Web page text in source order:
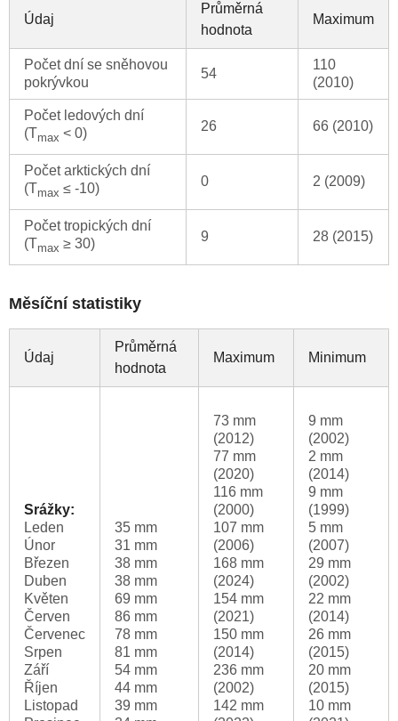
Údaj
Průměrná
hodnota
Maximum
Počet dní se sněhovou
pokrývkou
54
110
(2010)
Počet ledových dní
(Tmax < 0) 26 66 (2010)
Počet arktických dní
(Tmax ≤ -10) 0 2 (2009)
Počet tropických dní
(Tmax ≥ 30) 9 28 (2015)
Měsíční statistiky
Údaj
Průměrná
hodnota
Maximum Minimum
Srážky:
Leden
Únor
Březen
Duben
Květen
Červen
Červenec
Srpen
Září
Říjen
Listopad
35 mm
31 mm
38 mm
38 mm
69 mm
86 mm
78 mm
81 mm
54 mm
44 mm
39 mm
73 mm
(2012)
77 mm
(2020)
116 mm
(2000)
107 mm
(2006)
168 mm
(2024)
154 mm
(2021)
150 mm
(2014)
236 mm
(2002)
142 mm
9 mm
(2002)
2 mm
(2014)
9 mm
(1999)
5 mm
(2007)
29 mm
(2002)
22 mm
(2014)
26 mm
(2015)
20 mm
(2015)
10 mm